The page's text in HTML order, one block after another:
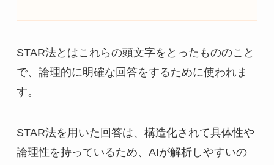
STAR法とはこれらの頭文字をとったもののこと
で、論理的に明確な回答をするために使われま
す。
STAR法を用いた回答は、構造化されて具体性や
論理性を持っているため、AIが解析しやすいの